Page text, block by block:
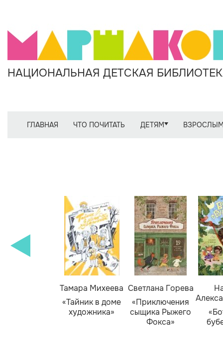
НАЦИОНАЛЬНАЯ ДЕТСКАЯ
ГЛАВНАЯ ЧТО ПОЧИТАТЬ ДЕТЯМ
Тамара Михеева
«Тайник в доме
художника»
Светлана Горева
«Приключения
сыщика Рыжего
Фокса»